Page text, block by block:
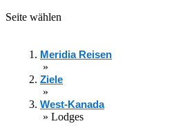
Seite wählen
Meridia Reisen
»
Ziele
»
West-Kanada
» Lodges